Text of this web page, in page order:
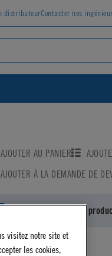
distributeurContacter nos
AJOUTER AU PANIER
AJOUTER À LA DEMANDE DE
for
visitez notre site et
les cookies,